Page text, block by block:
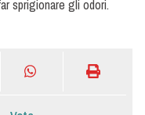
sprigionare gli odori.